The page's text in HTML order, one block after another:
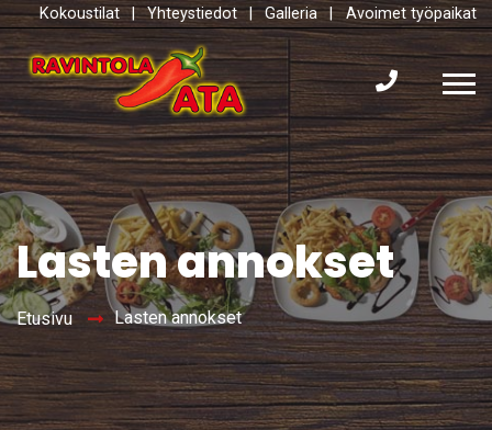
Kokoustilat | Yhteystiedot | Galleria | Avoimet työpaikat
Lasten annokset
Etusivu Lasten annokset